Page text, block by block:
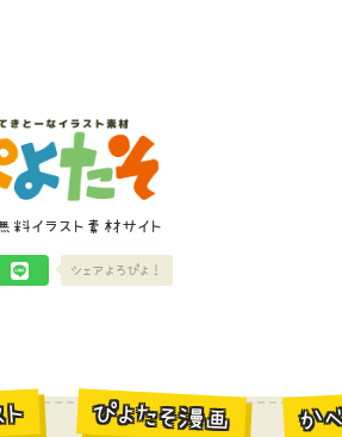
料イラスト素材サイト
シェアよろぴよ！
ぴよたそ漫画 か